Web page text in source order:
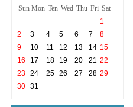
Sun Mon Ten Wed Thu Fri Sat
1
2
3 4 5 6 7
8
9
10 11 12 13 14 15
16
17 18 19 20 21 22
23 24 25 26 27 28 29
30 31